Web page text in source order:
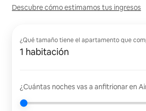
Descubre cómo estimamos tus ingresos
¿Qué tamaño tiene el apartamento que
1 habitación
¿Cuántas noches vas a anfitrionar en